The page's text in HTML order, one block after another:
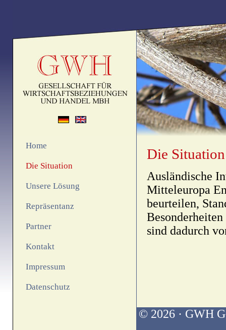
Home
Die Situation
Unsere Lösung
Repräsentanz
Partner
Kontakt
Impressum
Datenschutz
Die Situation
Ausländische
Mitteleuropa
beurteilen,
sind dadurch
© 2026 · GWH